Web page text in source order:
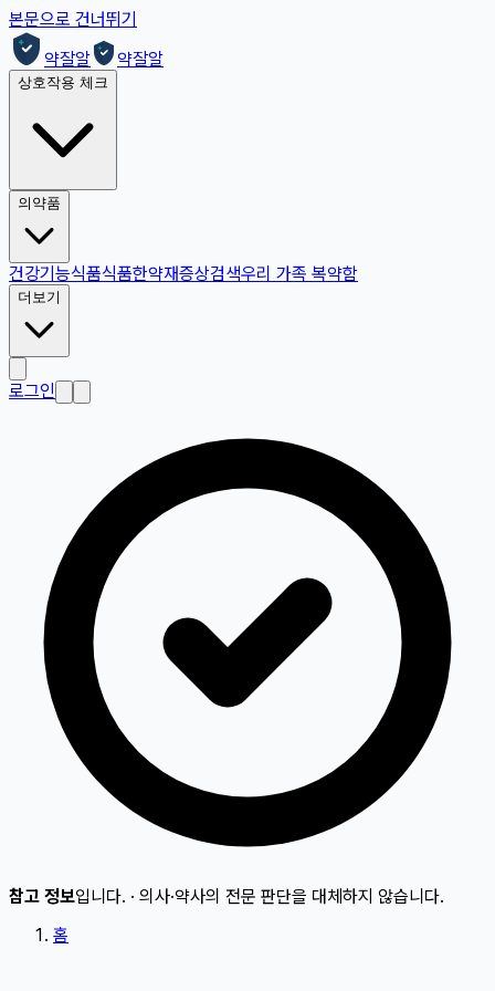
본문으로 건너뛰기
약잘알
약잘알
상호작용 체크
의약품
건강기능식품식품한약재증상검색우리 가족 복약함
더보기
로그인
참고 정보입니다. · 의사·약사의 전문 판단을 대체하지 않습니다.
홈